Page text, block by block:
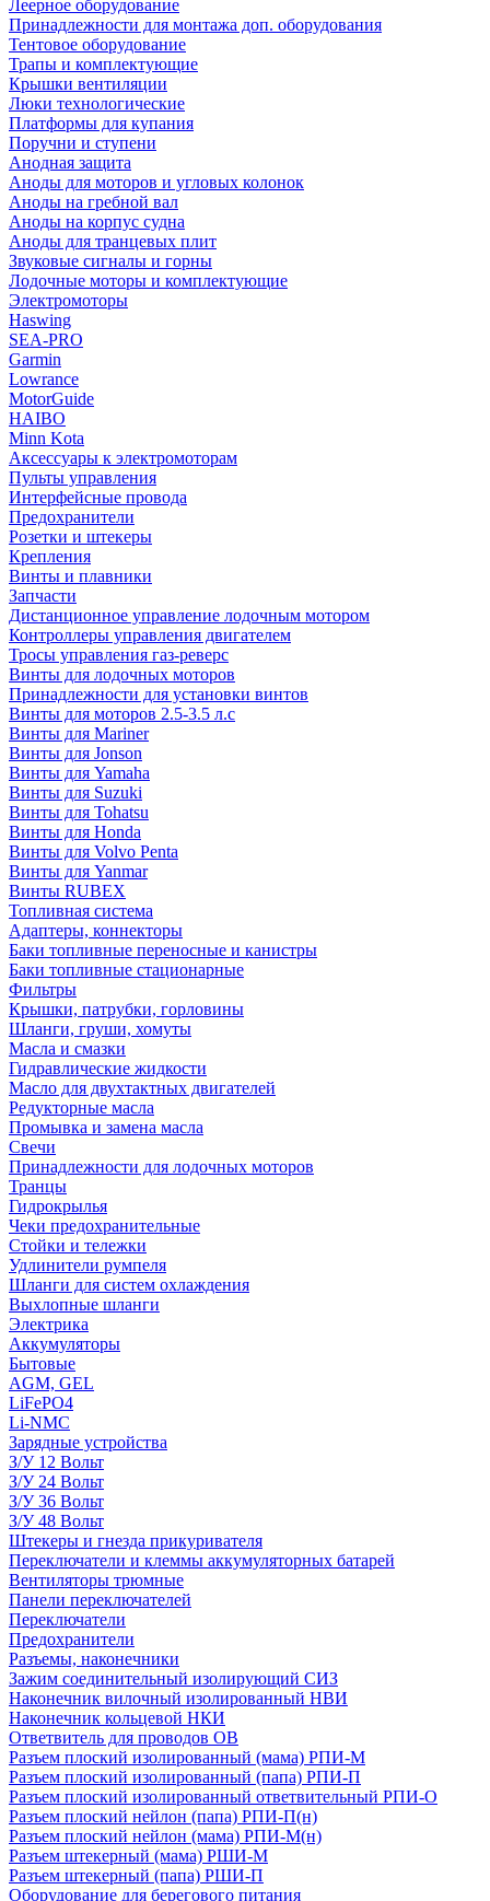
Леерное оборудование
Принадлежности для монтажа доп. оборудования
Тентовое оборудование
Трапы и комплектующие
Крышки вентиляции
Люки технологические
Платформы для купания
Поручни и ступени
Анодная защита
Аноды для моторов и угловых колонок
Аноды на гребной вал
Аноды на корпус судна
Аноды для транцевых плит
Звуковые сигналы и горны
Лодочные моторы и комплектующие
Электромоторы
Haswing
SEA-PRO
Garmin
Lowrance
MotorGuide
HAIBO
Minn Kota
Аксессуары к электромоторам
Пульты управления
Интерфейсные провода
Предохранители
Розетки и штекеры
Крепления
Винты и плавники
Запчасти
Дистанционное управление лодочным мотором
Контроллеры управления двигателем
Тросы управления газ-реверс
Винты для лодочных моторов
Принадлежности для установки винтов
Винты для моторов 2.5-3.5 л.с
Винты для Mariner
Винты для Jonson
Винты для Yamaha
Винты для Suzuki
Винты для Tohatsu
Винты для Honda
Винты для Volvo Penta
Винты для Yanmar
Винты RUBEX
Топливная система
Адаптеры, коннекторы
Баки топливные переносные и канистры
Баки топливные стационарные
Фильтры
Крышки, патрубки, горловины
Шланги, груши, хомуты
Масла и смазки
Гидравлические жидкости
Масло для двухтактных двигателей
Редукторные масла
Промывка и замена масла
Свечи
Принадлежности для лодочных моторов
Транцы
Гидрокрылья
Чеки предохранительные
Стойки и тележки
Удлинители румпеля
Шланги для систем охлаждения
Выхлопные шланги
Электрика
Аккумуляторы
Бытовые
AGM, GEL
LiFePO4
Li-NMC
Зарядные устройства
З/У 12 Вольт
З/У 24 Вольт
З/У 36 Вольт
З/У 48 Вольт
Штекеры и гнезда прикуривателя
Переключатели и клеммы аккумуляторных батарей
Вентиляторы трюмные
Панели переключателей
Переключатели
Предохранители
Разъемы, наконечники
Зажим соединительный изолирующий СИЗ
Наконечник вилочный изолированный НВИ
Наконечник кольцевой НКИ
Ответвитель для проводов ОВ
Разъем плоский изолированный (мама) РПИ-М
Разъем плоский изолированный (папа) РПИ-П
Разъем плоский изолированный ответвительный РПИ-О
Разъем плоский нейлон (папа) РПИ-П(н)
Разъем плоский нейлон (мама) РПИ-М(н)
Разъем штекерный (мама) РШИ-М
Разъем штекерный (папа) РШИ-П
Оборудование для берегового питания